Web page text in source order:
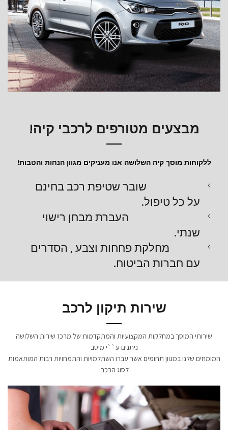
מבצעים מטורפים לרכבי קיה!
ללקוחות מוסך קיה השלושה אנו מעניקים מגוון הנחות והטבות!
שובר שטיפת רכב בחינם
על כל טיפול.
העברת מבחן רישוי
שנתי.
מחלקת פחחות וצבע , הסדרים
עם חברות הביטוח.
שירות תיקון לרכב
שירותי המוסך במחלקות המקצועיות והמתקדמות של מרכז שירות השלושה
ניתנים ע``י מיטב
המומחים שלנו במגוון תחומים אשר עברו השתלמויות והתמחויות רבות המותאמות
לסוג הרכב.